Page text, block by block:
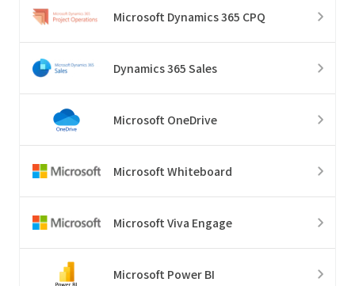
Microsoft Dynamics 365 CPQ
Dynamics 365 Sales
Microsoft OneDrive
Microsoft Whiteboard
Microsoft Viva Engage
Microsoft Power BI